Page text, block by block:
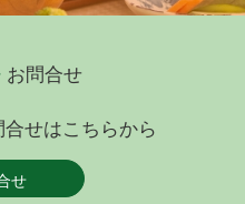
お問合せ
せはこちらから
せ